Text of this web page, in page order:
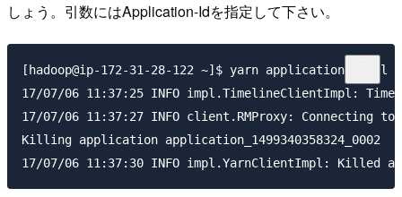
しょう。引数にはApplication-Idを指定して下さい。
[hadoop@ip-172-31-28-122 ~]$ yarn application -kill
17/07/06 11:37:25 INFO impl.TimelineClientImpl:
17/07/06 11:37:27 INFO client.RMProxy: Connecting
Killing application application_1499340358324_0002